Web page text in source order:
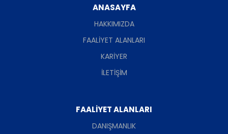
ANASAYFA
HAKKIMIZDA
FAALİYET ALANLARI
KARİYER
İLETİŞİM
FAALİYET ALANLARI
DANIŞMANLIK